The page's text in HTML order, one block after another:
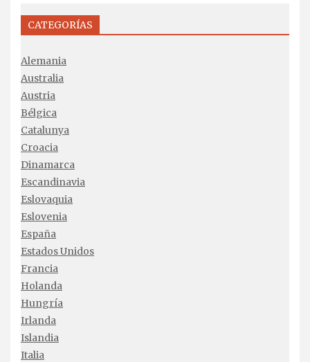
CATEGORÍAS
Alemania
Australia
Austria
Bélgica
Catalunya
Croacia
Dinamarca
Escandinavia
Eslovaquia
Eslovenia
España
Estados Unidos
Francia
Holanda
Hungría
Irlanda
Islandia
Italia